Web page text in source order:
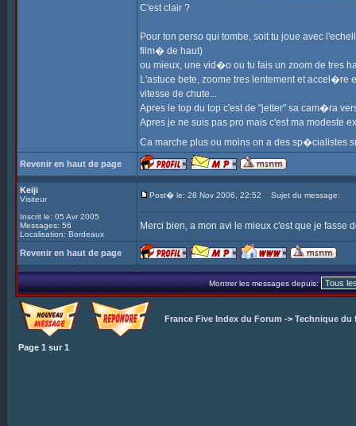
C'est clair ?
Pour ton perso qui tombe, soit tu joue avec
film� de haut)
ou mieux, une vid�o ou tu fais un zoom de tres
L'astuce bete, zoome tres lentement et accel�re
vitesse de chute...
Apres le top du top c'est de "jetter" sa cam�ra
Apres je ne suis pas pro mais c'est ma
Ca marche plus ou moins on a des sp�cialistes
Revenir en haut de page
Keiji
Visiteur
Inscrit le: 05 Avr 2005
Messages: 56
Localisation: Bordeaux
Post� le: 28 Nov 2006, 22:52 Sujet du message:
Merci bien, a mon avi le mieux c'est que je
Revenir en haut de page
Montrer les messages depuis:
France Five Index du Forum -> Technique du
Page 1 sur 1